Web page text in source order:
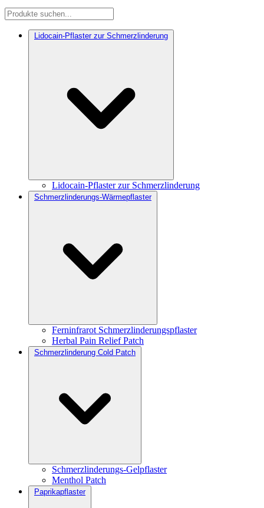
Lidocain-Pflaster zur Schmerzlinderung
Lidocain-Pflaster zur Schmerzlinderung
Schmerzlinderungs-Wärmepflaster
Ferninfrarot Schmerzlinderungspflaster
Herbal Pain Relief Patch
Schmerzlinderung Cold Patch
Schmerzlinderungs-Gelpflaster
Menthol Patch
Paprikapflaster